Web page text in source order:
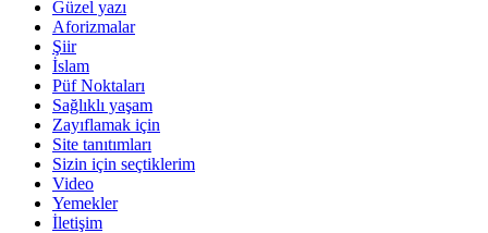
Güzel yazı
Aforizmalar
Şiir
İslam
Püf Noktaları
Sağlıklı yaşam
Zayıflamak için
Site tanıtımları
Sizin için seçtiklerim
Video
Yemekler
İletişim